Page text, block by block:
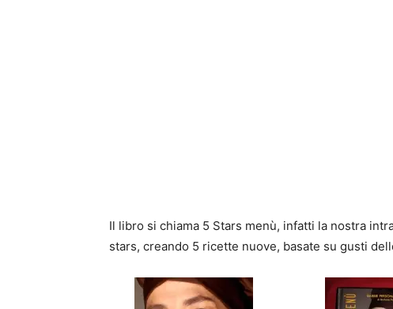
Il libro si chiama 5 Stars menù, infatti la nostra
stars, creando 5 ricette nuove, basate su gusti